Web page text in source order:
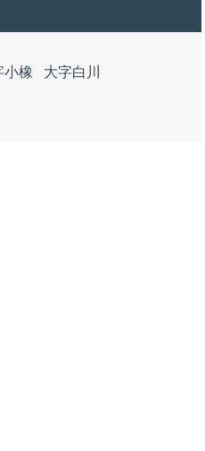
小橡
大字白川